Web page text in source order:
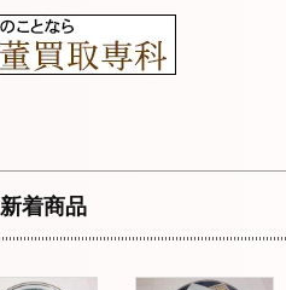
新着商品